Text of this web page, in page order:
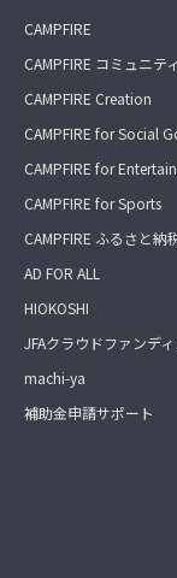
CAMPFIRE
CAMPFIRE コミュニティ
CAMPFIRE Creation
CAMPFIRE for Social
CAMPFIRE for
CAMPFIRE for Sports
CAMPFIRE ふるさと納
AD FOR ALL
HIOKOSHI
JFAクラウドファンデ
machi-ya
補助金申請サポート